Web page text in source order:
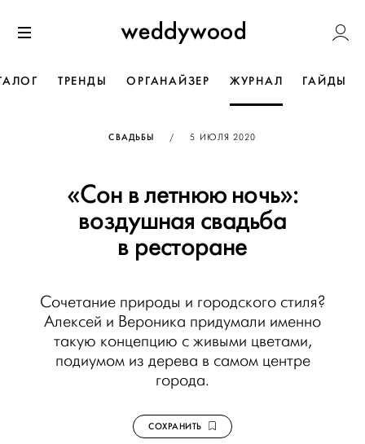
к содержанию
Weddywood
ТРЕНДЫ ОРГАНАЙЗЕР ЖУРНАЛ ГАЙДЫ
СВАДЬБЫ / ОПУБЛИКОВАНО
5 ИЮЛЯ 2020
«Сон в летнюю ночь»:
воздушная свадьба
в ресторане
Сочетание природы и городского стиля?
Алексей и Вероника придумали именно
такую концепцию с живыми цветами,
подиумом из дерева в самом центре
города.
СОХРАНИТЬ